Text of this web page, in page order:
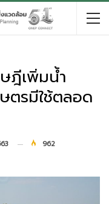
ฎีเพิ่มน้ำ
ตรมีใช้ตลอด
962